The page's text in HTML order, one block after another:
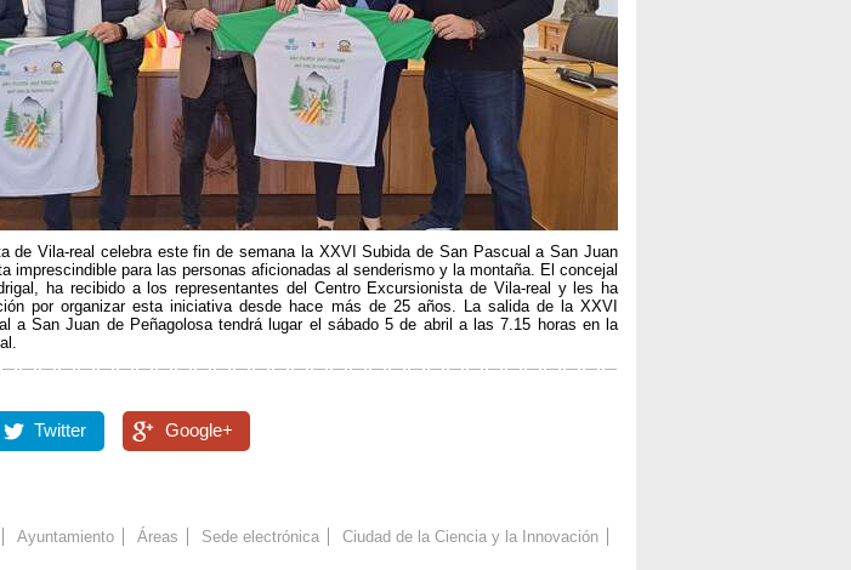
de Vila-real celebra este fin de semana la XXVI Subida de San Pascual a San Juan
imprescindible para las personas aficionadas al senderismo y la montaña. El concejal
ha recibido a los representantes del Centro Excursionista de Vila-real y les ha
por organizar esta iniciativa desde hace más de 25 años. La salida de la XXVI
a San Juan de Peñagolosa tendrá lugar el sábado 5 de abril a las 7.15 horas en la
Twitter Google+
Ayuntamiento Áreas Sede electrónica Ciudad de la Ciencia y la Innovación